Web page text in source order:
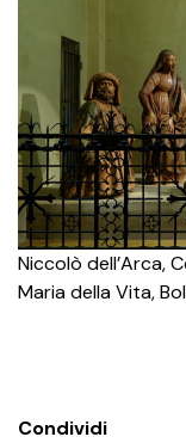
Niccolò dell’Arca,
Maria della Vita,
Condividi